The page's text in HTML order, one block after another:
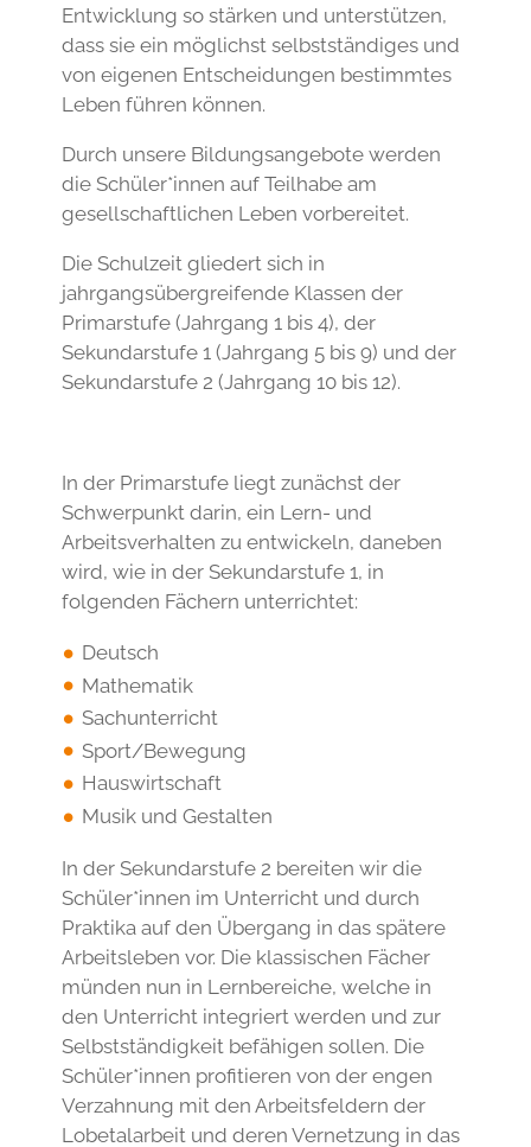
Entwicklung so stärken und unterstützen,
dass sie ein möglichst selbstständiges und
von eigenen Entscheidungen bestimmtes
Leben führen können.
Durch unsere Bildungsangebote werden
die Schüler*innen auf Teilhabe am
gesellschaftlichen Leben vorbereitet.
Die Schulzeit gliedert sich in
jahrgangsübergreifende Klassen der
Primarstufe (Jahrgang 1 bis 4), der
Sekundarstufe 1 (Jahrgang 5 bis 9) und der
Sekundarstufe 2 (Jahrgang 10 bis 12).
In der Primarstufe liegt zunächst der
Schwerpunkt darin, ein Lern- und
Arbeitsverhalten zu entwickeln, daneben
wird, wie in der Sekundarstufe 1, in
folgenden Fächern unterrichtet:
Deutsch
Mathematik
Sachunterricht
Sport/Bewegung
Hauswirtschaft
Musik und Gestalten
In der Sekundarstufe 2 bereiten wir die
Schüler*innen im Unterricht und durch
Praktika auf den Übergang in das spätere
Arbeitsleben vor. Die klassischen Fächer
münden nun in Lernbereiche, welche in
den Unterricht integriert werden und zur
Selbstständigkeit befähigen sollen. Die
Schüler*innen profitieren von der engen
Verzahnung mit den Arbeitsfeldern der
Lobetalarbeit und deren Vernetzung in das